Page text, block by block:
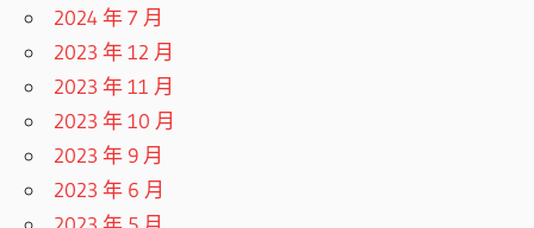
2024 年 7 月
2023 年 12 月
2023 年 11 月
2023 年 10 月
2023 年 9 月
2023 年 6 月